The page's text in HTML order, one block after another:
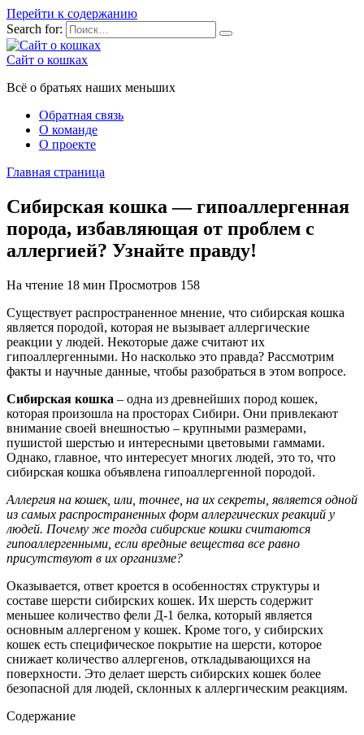
Перейти к содержанию
Search for:
Сайт о кошках
Всё о братьях наших меньших
Обратная связь
О команде
О проекте
Главная страница
Сибирская кошка — гипоаллергенная
порода, избавляющая от проблем с
аллергией? Узнайте правду!
На чтение 18 мин Просмотров 158
Существует распространенное мнение, что сибирская кошка
является породой, которая не вызывает аллергические
реакции у людей. Некоторые даже считают их
гипоаллергенными. Но насколько это правда? Рассмотрим
факты и научные данные, чтобы разобраться в этом вопросе.
Сибирская кошка – одна из древнейших пород кошек,
которая произошла на просторах Сибири. Они привлекают
внимание своей внешностью – крупными размерами,
пушистой шерстью и интересными цветовыми гаммами.
Однако, главное, что интересует многих людей, это то, что
сибирская кошка объявлена гипоаллергенной породой.
Аллергия на кошек, или, точнее, на их секреты, является одной
из самых распространенных форм аллергических реакций у
людей. Почему же тогда сибирские кошки считаются
гипоаллергенными, если вредные вещества все равно
присутствуют в их организме?
Оказывается, ответ кроется в особенностях структуры и
составе шерсти сибирских кошек. Их шерсть содержит
меньшее количество фели Д-1 белка, который является
основным аллергеном у кошек. Кроме того, у сибирских
кошек есть специфическое покрытие на шерсти, которое
снижает количество аллергенов, откладывающихся на
поверхности. Это делает шерсть сибирских кошек более
безопасной для людей, склонных к аллергическим реакциям.
Содержание